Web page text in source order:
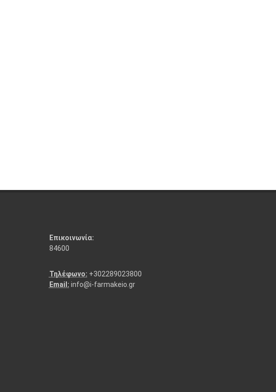
Επικοινωνία:
84600
Τηλέφωνο: +302289023800
Email: info@i-farmakeio.gr